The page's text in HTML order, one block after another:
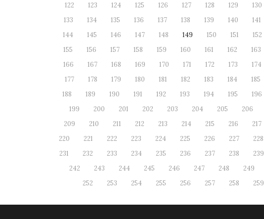
122
123 124 125 126 127 128 129 130
133
134 135 136 137 138 139 140 141
144
145 146 147 148 149 150 151 152
155
156 157 158 159 160 161 162 163
166
167 168 169 170 171 172 173 174
177
178 179 180 181 182 183 184 185
188
189 190 191 192 193 194 195 196
199
200 201 202 203 204 205 206
209
210 211 212 213 214 215 216 217
220
221 222 223 224 225 226 227 228
231
232 233 234 235 236 237 238 239
242
243 244 245 246 247 248 249
252
253 254 255 256 257 258 259